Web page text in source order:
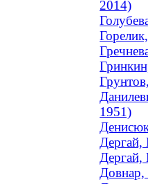
2014)
1951)
Дергай,
Дергай,
Довнар,